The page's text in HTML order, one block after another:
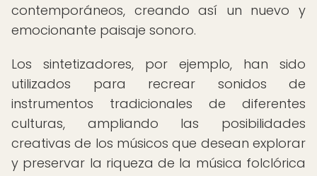
contemporáneos, creando así un nuevo y
emocionante paisaje sonoro.
Los sintetizadores, por ejemplo, han sido
utilizados para recrear sonidos de
instrumentos tradicionales de diferentes
culturas, ampliando las posibilidades
creativas de los músicos que desean explorar
y preservar la riqueza de la música folclórica